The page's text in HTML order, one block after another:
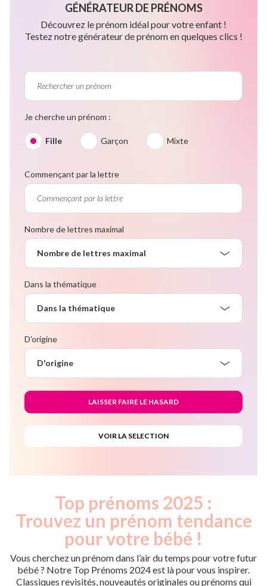
GÉNÉRATEUR DE PRÉNOMS
Découvrez le prénom idéal pour votre enfant !
Testez notre générateur de prénom en quelques clics !
Je cherche un prénom :
Fille Garçon Mixte
Commençant par la lettre
Nombre de lettres maximal
Nombre de lettres maximal
Dans la thématique
Dans la thématique
D'origine
D'origine
Top prénoms 2025 :
Trouvez un prénom tendance
pour votre bébé !
Vous cherchez un prénom dans l’air du temps pour votre futur
bébé ? Notre Top Prénoms 2024 est là pour vous inspirer.
Classiques revisités, nouveautés originales ou prénoms qui